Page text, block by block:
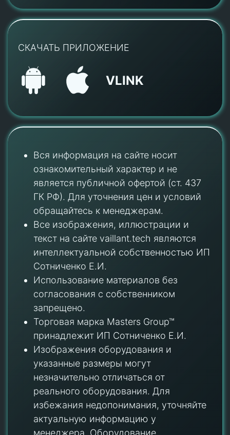
СКАЧАТЬ ПРИЛОЖЕНИЕ
VLINK
Вся информация на сайте носит
ознакомительный характер и не
является публичной офертой (ст. 437
ГК РФ). Для уточнения цен и условий
обращайтесь к менеджерам.
Все изображения, иллюстрации и
текст на сайте vaillant.tech являются
интеллектуальной собственностью ИП
Сотниченко Е.И.
Использование материалов без
согласования с собственником
запрещено.
Торговая марка Masters Group™
принадлежит ИП Сотниченко Е.И.
Изображения оборудования и
указанные размеры могут
незначительно отличаться от
реального оборудования. Для
избежания недопонимания, уточняйте
актуальную информацию у